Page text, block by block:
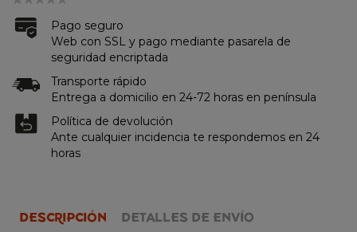
Pago seguro
Web con SSL y pago mediante pasarela de
seguridad encriptada
Transporte rápido
Entrega a domicilio en 24-72 horas en península
Política de devolución
Ante cualquier incidencia te respondemos en 24
horas
DESCRIPCIÓN
DETALLES DE ENVÍO